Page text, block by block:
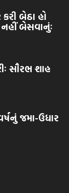
બેઠા હો
બેસવાનુંઃ
સૌરભ શાહ
જમા-ઉધાર